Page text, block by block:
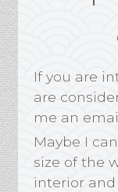
If you are
are
me an
Maybe I
size of the
interior and